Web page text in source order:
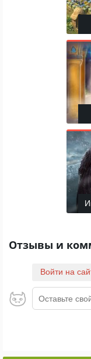
Отзывы и
Войти на
Оставьте